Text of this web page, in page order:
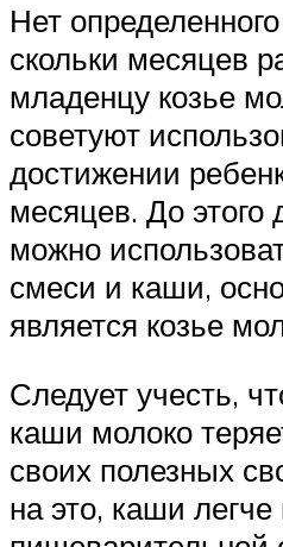
Нет
скольки месяцев
младенцу козье
советуют
достижении
месяцев. До этого
можно
смеси и каши,
является козье
Следует учесть,
каши молоко
своих полезных
на это, каши